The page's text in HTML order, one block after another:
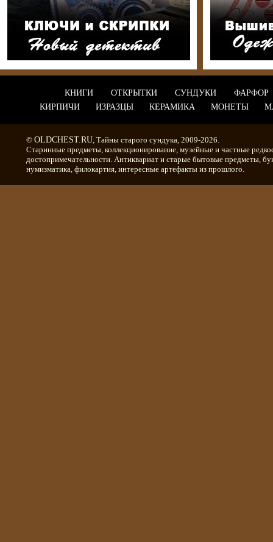
КНИГИ ОТКРЫТКИ СУНДУКИ
ФАРФОР
КИРПИЧИ
ИЗРАЗЦЫ КЕРАМИКА МОНЕТЫ
© OLDCHEST.RU, Тайны старого сундука, 2009-2026.
Старинные предметы, коллекционирование, музейные и частные
достопримечательности. Антиквариат и старые бытовые предметы,
нумизматика, филокартия, интересные артефакты из прошлого.